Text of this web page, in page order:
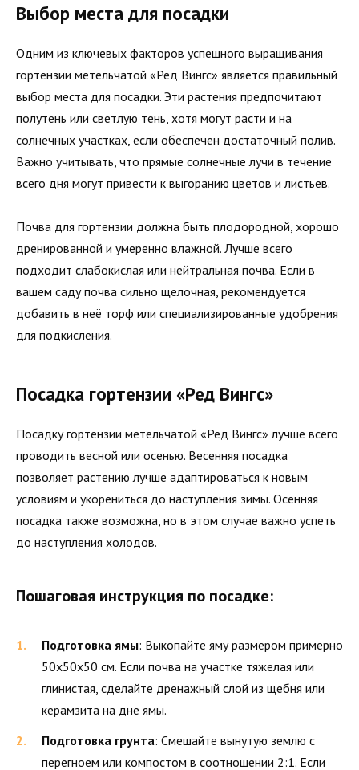
Выбор места для посадки
Одним из ключевых факторов успешного выращивания
гортензии метельчатой «Ред Вингс» является правильный
выбор места для посадки. Эти растения предпочитают
полутень или светлую тень, хотя могут расти и на
солнечных участках, если обеспечен достаточный полив.
Важно учитывать, что прямые солнечные лучи в течение
всего дня могут привести к выгоранию цветов и листьев.
Почва для гортензии должна быть плодородной, хорошо
дренированной и умеренно влажной. Лучше всего
подходит слабокислая или нейтральная почва. Если в
вашем саду почва сильно щелочная, рекомендуется
добавить в неё торф или специализированные удобрения
для подкисления.
Посадка гортензии «Ред Вингс»
Посадку гортензии метельчатой «Ред Вингс» лучше всего
проводить весной или осенью. Весенняя посадка
позволяет растению лучше адаптироваться к новым
условиям и укорениться до наступления зимы. Осенняя
посадка также возможна, но в этом случае важно успеть
до наступления холодов.
Пошаговая инструкция по посадке:
Подготовка ямы: Выкопайте яму размером примерно
50х50х50 см. Если почва на участке тяжелая или
глинистая, сделайте дренажный слой из щебня или
керамзита на дне ямы.
Подготовка грунта: Смешайте вынутую землю с
перегноем или компостом в соотношении 2:1. Если